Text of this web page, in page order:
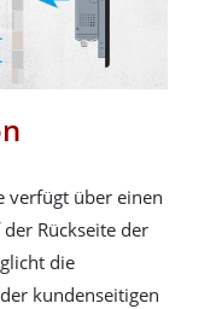
verfügt über einen
Rückseite der
die
kundenseitigen